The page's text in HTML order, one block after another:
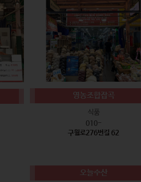
영농조합잡곡
식품
010-
구월로276번길 62
오늘수산